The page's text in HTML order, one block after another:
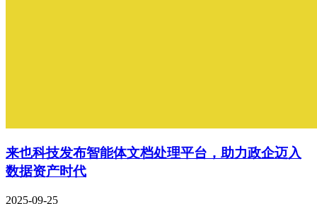
来也科技发布智能体文档处理平台，助力政企迈入
数据资产时代
2025-09-25